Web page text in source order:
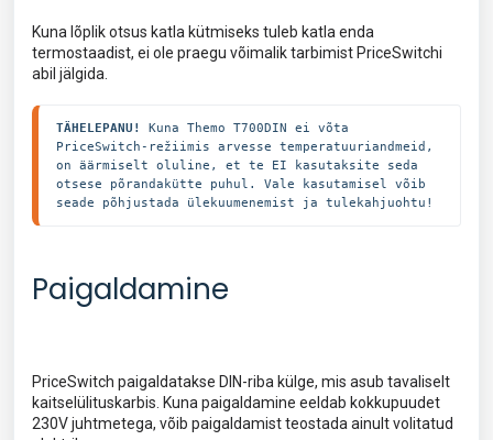
Kuna lõplik otsus katla kütmiseks tuleb katla enda
termostaadist, ei ole praegu võimalik tarbimist PriceSwitchi
abil jälgida.
TÄHELEPANU! Kuna Themo T700DIN ei võta
PriceSwitch-režiimis arvesse temperatuuriandmeid,
on äärmiselt oluline, et te EI kasutaksite seda
otsese põrandakütte puhul. Vale kasutamisel võib
seade põhjustada ülekuumenemist ja tulekahjuohtu!
Paigaldamine
PriceSwitch paigaldatakse DIN-riba külge, mis asub tavaliselt
kaitselülituskarbis. Kuna paigaldamine eeldab kokkupuudet
230V juhtmetega, võib paigaldamist teostada ainult volitatud